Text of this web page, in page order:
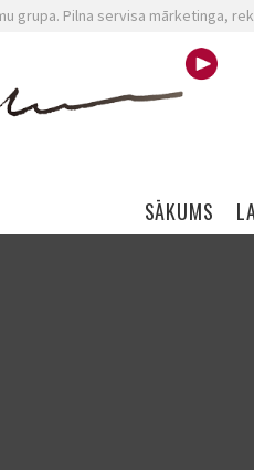
grupa. Pilna servisa mārketinga,
Skip navigation
SĀKUMS